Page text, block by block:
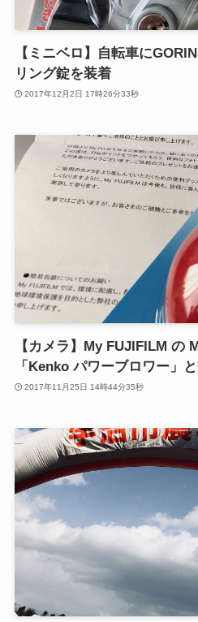
【ミニベロ】自転車に
リング錠を装着
2017年12月2日 17時26分33秒
【カメラ】My FUJIFILM の
「Kenko パワーブロワー」
2017年11月25日 14時44分35秒